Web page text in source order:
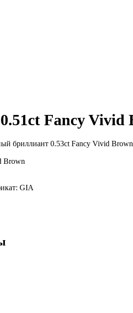
Fancy Vivid
бриллиант 0.53ct Fancy Vivid
Brown
GIA